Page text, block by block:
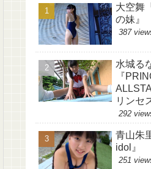
大空舞
の妹』
387
水城る
『
リンセ
スター
292
青山朱
idol』
251